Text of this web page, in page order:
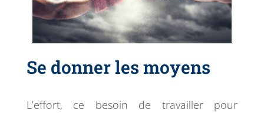
Se donner les moyens
L’effort, ce besoin de travailler pour